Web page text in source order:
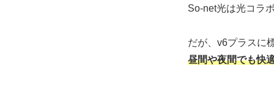
So-net光は光コラ
だが、v6プラスに
昼間や夜間でも快